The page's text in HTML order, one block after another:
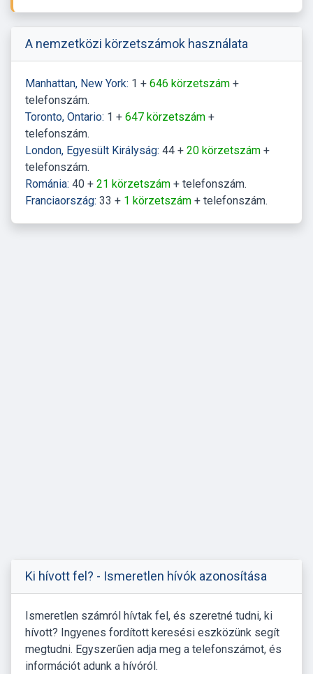
A nemzetközi körzetszámok használata
Manhattan, New York: 1 + 646 körzetszám +
telefonszám.
Toronto, Ontario: 1 + 647 körzetszám +
telefonszám.
London, Egyesült Királyság: 44 + 20 körzetszám +
telefonszám.
Románia: 40 + 21 körzetszám + telefonszám.
Franciaország: 33 + 1 körzetszám + telefonszám.
Ki hívott fel? - Ismeretlen hívók azonosítása
Ismeretlen számról hívtak fel, és szeretné tudni, ki
hívott? Ingyenes fordított keresési eszközünk segít
megtudni. Egyszerűen adja meg a telefonszámot, és
információt adunk a hívóról.